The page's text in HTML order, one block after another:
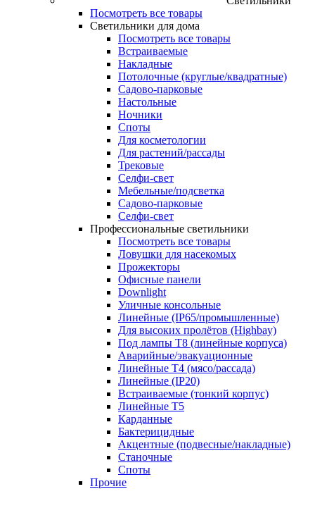
Посмотреть все товары
Светильники для дома
Посмотреть все товары
Встраиваемые
Накладные
Потолочные (круглые/квадратные)
Садово‑парковые
Настольные
Ночники
Споты
Для косметологии
Для растений/рассады
Трековые
Селфи‑свет
Мебельные/подсветка
Садово-парковые
Селфи-свет
Профессиональные светильники
Посмотреть все товары
Ловушки для насекомых
Прожекторы
Офисные панели
Downlight
Уличные консольные
Линейные (IP65/промышленные)
Для высоких пролётов (Highbay)
Под лампы T8 (линейные корпуса)
Аварийные/эвакуационные
Линейные T4 (мясо/рассада)
Линейные (IP20)
Встраиваемые (тонкий корпус)
Линейные T5
Карданные
Бактерицидные
Акцентные (подвесные/накладные)
Станочные
Споты
Прочие